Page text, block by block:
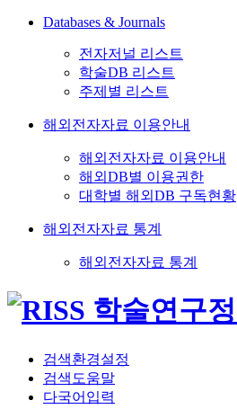
Databases & Journals
전자저널 리스트
학술DB 리스트
주제별 리스트
해외전자자료 이용안내
해외전자자료 이용안내
해외DB별 이용권한
대학별 해외DB 구독현황
해외전자자료 통계
해외전자자료 통계
검색환경설정
검색도움말
다국어입력